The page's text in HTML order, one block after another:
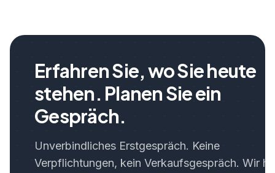
Erfahren Sie, wo Sie heute
stehen. Planen Sie ein
Gespräch.
Unverbindliches Erstgespräch. Keine
Verpflichtungen, kein Verkaufsgespräch. Wir